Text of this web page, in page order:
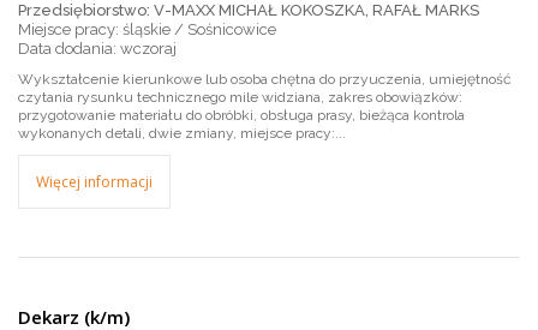
Przedsiębiorstwo: V-MAXX MICHAŁ KOKOSZKA, RAFAŁ MARKS
Miejsce pracy: śląskie / Sośnicowice
wczoraj
Wykształcenie kierunkowe lub osoba chętna do przyuczenia, umiejętność
czytania rysunku technicznego mile widziana, zakres obowiązków:
przygotowanie materiału do obróbki, obsługa prasy, bieżąca kontrola
wykonanych detali, dwie zmiany, miejsce pracy:...
Więcej informacji
Dekarz (k/m)